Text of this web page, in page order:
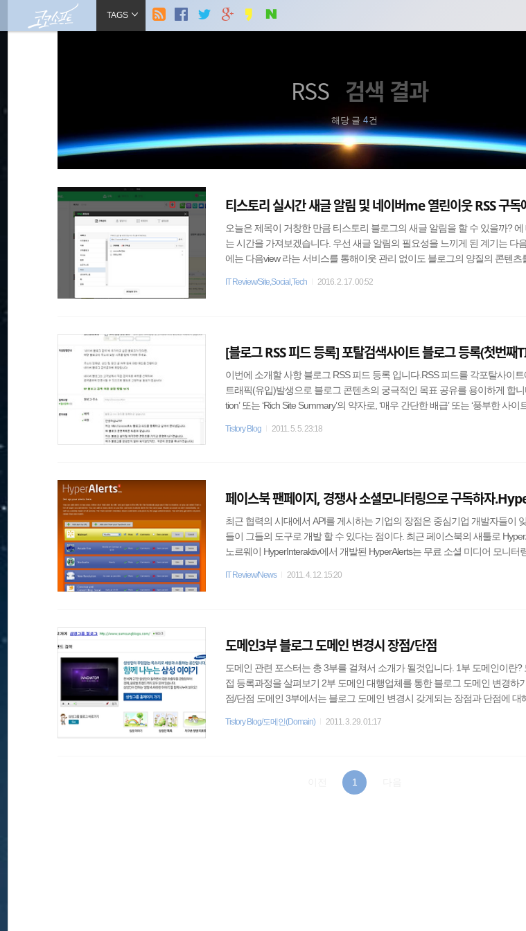
현
::
TAGS
RSS 검색 결과
해당 글 4건
티스토리 실시간 새글 알림 및 네이버me 열린이웃 RSS 구독
오늘은 제목이 거창한 만큼 티스토리 블로그의 새글 알림을 할 수 있을까?
는 시간을 가져보겠습니다. 우선 새글 알림의 필요성을 느끼게 된 계기는 다
에는 다음view 라는 서비스를 통해이웃 관리 없이도 블로그의 양질의 콘텐츠
비스는다음의 모든 콘텐츠의 통합되고 블로그 발행글 주제 분류는 지원하지
IT Review/Site,Social,Tech 2016. 2. 17. 00:52
[블로그 RSS 피드 등록] 포탈검색사이트 블로그 등록(첫번째
이번에 소개할 사항 블로그 RSS 피드 등록 입니다.RSS 피드를 각포탈사이
트래픽(유입)발생으로 블로그 콘텐츠의 궁극적인 목표 공유를 용이하게 합니
tion’ 또는 ‘Rich Site Summary’의 약자로, ‘매우 간단한 배급’ 또는 ‘풍부한 사이
로 들어갈 수 있게 해 주는 서비스입니다.[RSS 자세히 알아보기] 1.각 포탈사
Tistory Blog 2011. 5. 5. 23:18
페이스북 팬페이지, 경쟁사 소셜모니터링으로 구독하자
최근 협력의 시대에서 API를 게시하는 기업의 장점은 중심기업 개발자들이
들이 그들의 도구로 개발 할 수 있다는 점이다. 최근 페이스북의 새툴로
노르웨이 HyperInteraktiv에서 개발된 HyperAlerts는 무료 소셜 미디어 모니
IT Review/News 2011. 4. 12. 15:20
도메인3부 블로그 도메인 변경시 장점/단점
도메인 관련 포스터는 총 3부를 걸쳐서 소개가 될것입니다. 1부 도메인이란?
접 등록과정을 살펴보기 2부 도메인 대행업체를 통한 블로그 도메인 변경하
점/단점 도메인 3부에서는 블로그 도메인 변경시 갖게되는 장점과 단점에 대
이미지보단, 개인 웹페이지(홈페이지,사이트)와 같고, 또 전문성, 개별성, 브
Tistory Blog/도메인(Domain) 2011. 3. 29. 01:17
1